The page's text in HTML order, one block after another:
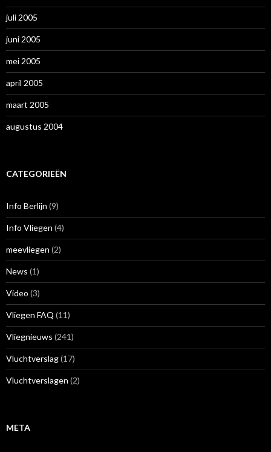
juli 2005
juni 2005
mei 2005
april 2005
maart 2005
augustus 2004
CATEGORIEËN
Info Berlijn (9)
Info Vliegen (4)
meevliegen (2)
News (1)
Video (3)
Vliegen FAQ (11)
Vliegnieuws (241)
Vluchtverslag(17)
Vluchtverslagen (2)
META